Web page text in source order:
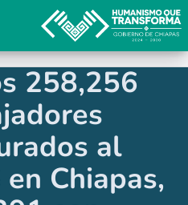
258,256
al
en Chiapas,